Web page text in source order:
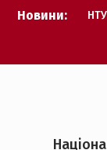
Перейти
Новини: